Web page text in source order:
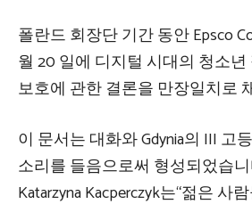
폴란드 회장단 기간 동안 Epsco
월 20 일에 디지털 시대의 청소
보호에 관한 결론을 만장일치로
이 문서는 대화와 Gdynia의 III 고
소리를 들음으로써 형성되었습
Katarzyna Kacperczyk는“젊은 사